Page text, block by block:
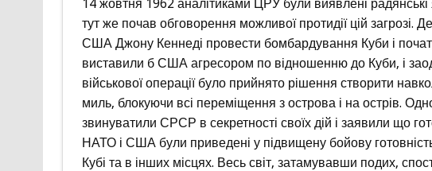
14 жовтня 1962 аналітиками ЦРУ були виявлені радянські
тут же почав обговорення можливої протидії цій загрозі.
США Джону Кеннеді провести бомбардування Куби і
виставили б США агресором по відношенню до Куби, і
військової операції було прийнято рішення створити
миль, блокуючи всі переміщення з острова і на острів.
звинуватили СРСР в секретності своїх дій і заявили що
НАТО і США були приведені у підвищену бойову
Кубі та в інших місцях. Весь світ, затамувавши подих,